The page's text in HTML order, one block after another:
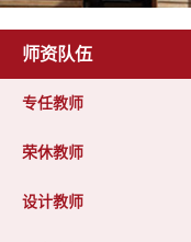
师资队伍
专任教师
荣休教师
设计教师